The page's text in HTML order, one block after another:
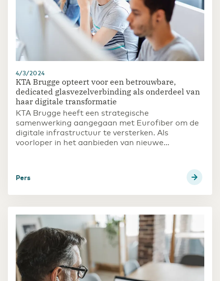
4/3/2024
KTA Brugge opteert voor een betrouwbare,
dedicated glasvezelverbinding als onderdeel van
haar digitale transformatie
KTA Brugge heeft een strategische
samenwerking aangegaan met Eurofiber om de
digitale infrastructuur te versterken. Als
voorloper in het aanbieden van nieuwe
robuuste internetverbindingen. Met de overstap
naar een stabiele, dedicated glasvezelverbinding
Pers